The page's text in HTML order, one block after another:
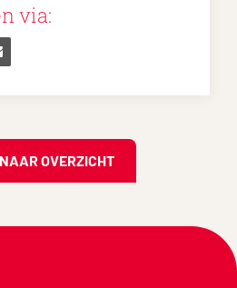
via:
OVERZICHT